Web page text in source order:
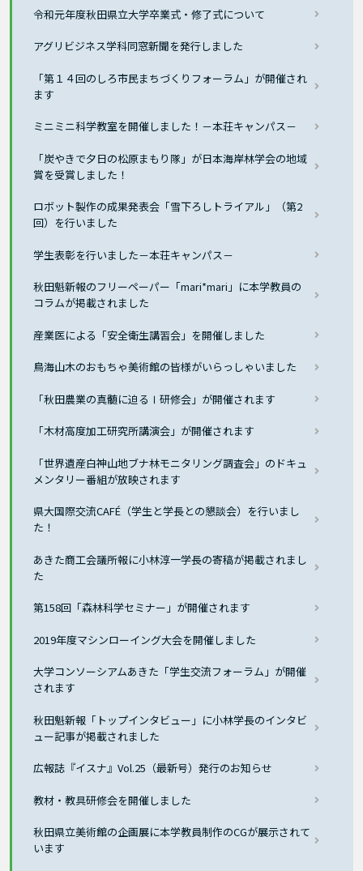
令和元年度秋田県立大学卒業式・修了式について
アグリビジネス学科同窓新聞を発行しました
「第１４回のしろ市民まちづくりフォーラム」が開催され
ます
ミニミニ科学教室を開催しました！－本荘キャンパス－
「炭やきで夕日の松原まもり隊」が日本海岸林学会の地域
賞を受賞しました！
ロボット製作の成果発表会「雪下ろしトライアル」（第2
回）を行いました
学生表彰を行いました－本荘キャンパス－
秋田魁新報のフリーペーパー「mari*mari」に本学教員の
コラムが掲載されました
産業医による「安全衛生講習会」を開催しました
鳥海山木のおもちゃ美術館の皆様がいらっしゃいました
「秋田農業の真髄に迫るⅠ研修会」が開催されます
「木材高度加工研究所講演会」が開催されます
「世界遺産白神山地ブナ林モニタリング調査会」のドキュ
メンタリー番組が放映されます
県大国際交流CAFÉ（学生と学長との懇談会）を行いまし
た！
あきた商工会議所報に小林淳一学長の寄稿が掲載されまし
た
第158回「森林科学セミナー」が開催されます
2019年度マシンローイング大会を開催しました
大学コンソーシアムあきた「学生交流フォーラム」が開催
されます
秋田魁新報「トップインタビュー」に小林学長のインタビ
ュー記事が掲載されました
広報誌『イスナ』Vol.25（最新号）発行のお知らせ
教材・教具研修会を開催しました
秋田県立美術館の企画展に本学教員制作のCGが展示されて
います